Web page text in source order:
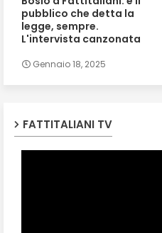
pubblico che detta la
legge, sempre.
L'intervista canzonata
Gennaio 18, 2025
FATTITALIANI TV